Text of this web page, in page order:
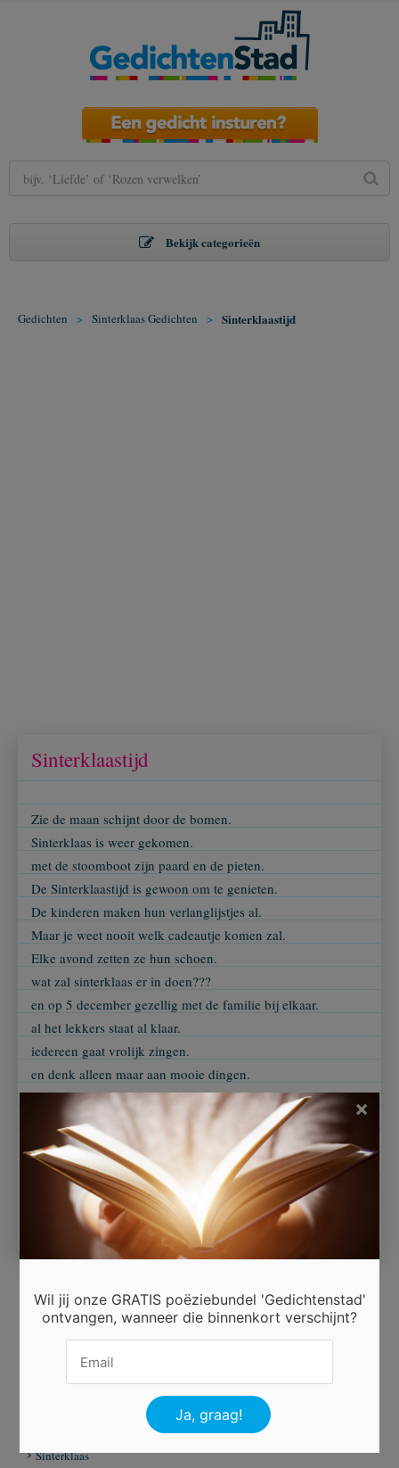
Bekijk categorieën
Gedichten > Sinterklaas Gedichten > Sinterklaastijd
Sinterklaastijd
Zie de maan schijnt door de bomen.
Sinterklaas is weer gekomen.
met de stoomboot zijn paard en de pieten.
De Sinterklaastijd is gewoon om te genieten.
De kinderen maken hun verlanglijstjes al.
Maar je weet nooit welk cadeautje komen zal.
Elke avond zetten ze hun schoen.
wat zal sinterklaas er in doen???
en op 5 december gezellig met de familie bij elkaar.
al het lekkers staat al klaar.
iedereen gaat vrolijk zingen.
en denk alleen maar aan mooie dingen.
als je lief bent geeft de sint je wat kado's.
misschin wel iets wat jij uit het speelgoedboek uitkoos.
en als ze eindelijk alles hebben rond gebracht.
dan roept iedereen dankjewel tot volgende jaar met een
brede glimlach.
Beoordeel dit gedicht
Sinterklaas
Wil jij onze GRATIS poëziebundel 'Gedichtenstad'
ontvangen, wanneer die binnenkort verschijnt?
×